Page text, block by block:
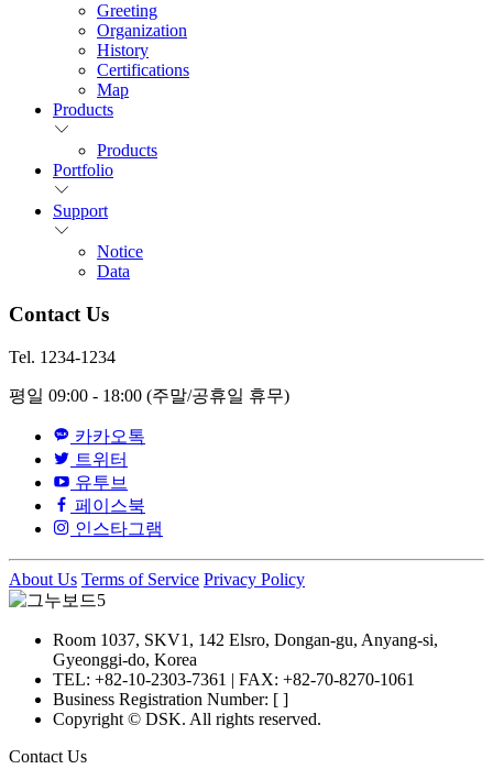
Greeting
Organization
History
Certifications
Map
Products
Products
Portfolio
Support
Notice
Data
Contact Us
Tel. 1234-1234
평일 09:00 - 18:00 (주말/공휴일 휴무)
카카오톡
트위터
유투브
페이스북
인스타그램
About Us Terms of Service Privacy Policy
Room 1037, SKV1, 142 Elsro, Dongan-gu, Anyang-si,
Gyeonggi-do, Korea
TEL: +82-10-2303-7361 | FAX: +82-70-8270-1061
Business Registration Number: [ ]
Copyright © DSK. All rights reserved.
Contact Us